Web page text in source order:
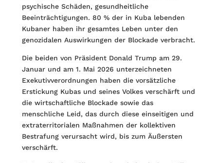
psychische Schäden, gesundheitliche
Beeinträchtigungen. 80 % der in Kuba lebenden
Kubaner haben ihr gesamtes Leben unter den
genozidalen Auswirkungen der Blockade verbracht.
Die beiden von Präsident Donald Trump am 29.
Januar und am 1. Mai 2026 unterzeichneten
Exekutivverordnungen haben die vorsätzliche
Erstickung Kubas und seines Volkes verschärft und
die wirtschaftliche Blockade sowie das
menschliche Leid, das durch diese einseitigen und
extraterritorialen Maßnahmen der kollektiven
Bestrafung verursacht wird, bis zum Äußersten
verschärft.